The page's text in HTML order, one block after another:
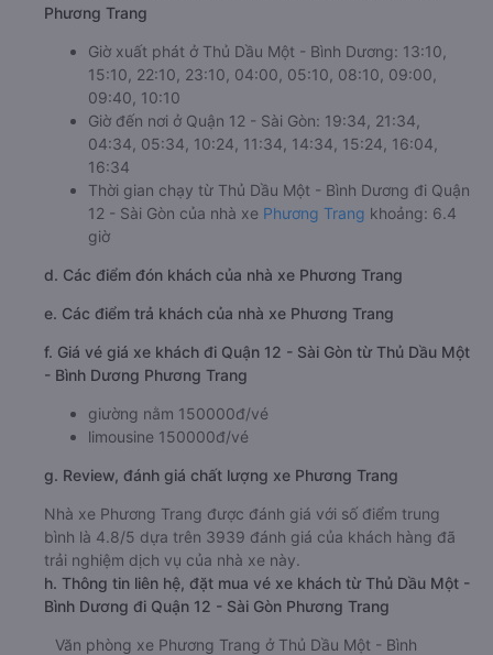
Phương Trang
Giờ xuất phát ở Thủ Dầu Một - Bình Dương: 13:10,
15:10, 22:10, 23:10, 04:00, 05:10, 08:10, 09:00,
09:40, 10:10
Giờ đến nơi ở Quận 12 - Sài Gòn: 19:34, 21:34,
04:34, 05:34, 10:24, 11:34, 14:34, 15:24, 16:04,
16:34
Thời gian chạy từ Thủ Dầu Một - Bình Dương đi Quận
12 - Sài Gòn của nhà xe Phương Trang khoảng: 6.4
giờ
d. Các điểm đón khách của nhà xe Phương Trang
e. Các điểm trả khách của nhà xe Phương Trang
f. Giá vé giá xe khách đi Quận 12 - Sài Gòn từ Thủ Dầu Một
- Bình Dương Phương Trang
giường nằm 150000đ/vé
limousine 150000đ/vé
g. Review, đánh giá chất lượng xe Phương Trang
Nhà xe Phương Trang được đánh giá với số điểm trung
bình là 4.8/5 dựa trên 3939 đánh giá của khách hàng đã
trải nghiệm dịch vụ của nhà xe này.
h. Thông tin liên hệ, đặt mua vé xe khách từ Thủ Dầu Một -
Bình Dương đi Quận 12 - Sài Gòn Phương Trang
Văn phòng xe Phương Trang ở Thủ Dầu Một - Bình